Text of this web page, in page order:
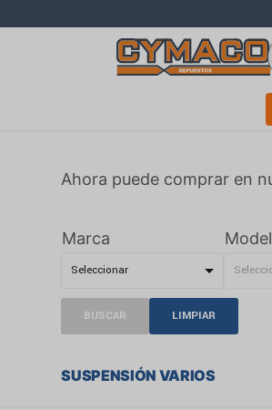
Ahora puede comprar en
Marca
BUSCAR LIMPIAR
SUSPENSIÓN VARIOS
close
directions_car
smartphone